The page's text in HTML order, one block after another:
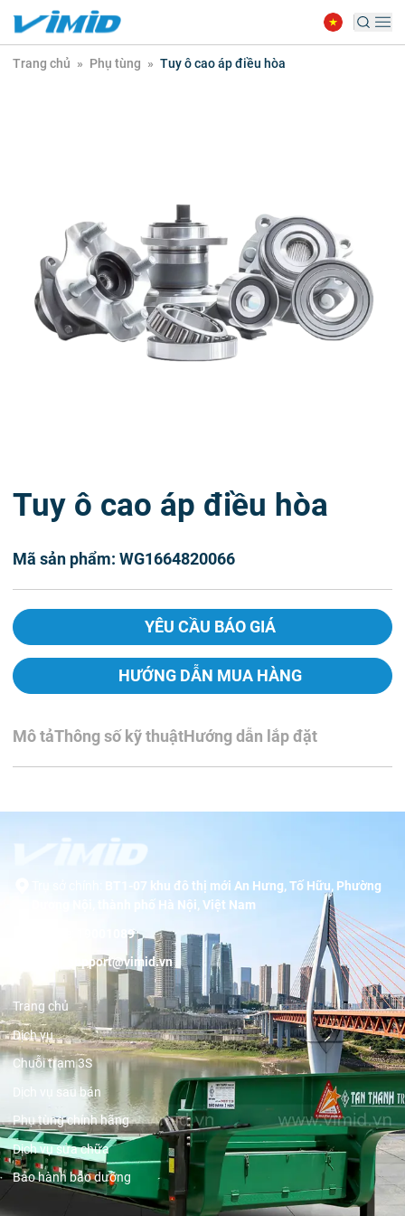
Trang chủ » Phụ tùng » Tuy ô cao áp điều hòa
Tuy ô cao áp điều hòa
Mã sản phẩm: WG1664820066
YÊU CẦU BÁO GIÁ
HƯỚNG DẪN MUA HÀNG
Mô tảThông số kỹ thuậtHướng dẫn lắp đặt
BT1-07 khu đô thị mới An Hưng, Tố Hữu, Phường
Dương Nội, thành phố Hà Nội, Việt Nam
19001089
support@vimid.vn
Trang chủ
Dịch vụ
Chuỗi trạm 3S
Dịch vụ sau bán
Phụ tùng chính hãng
Dịch vụ sửa chữa
Bảo hành bảo dưỡng